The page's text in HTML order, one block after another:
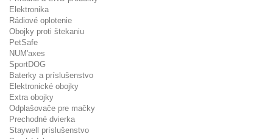
Elektronika
Rádiové oplotenie
Obojky proti štekaniu
PetSafe
NUM'axes
SportDOG
Baterky a príslušenstvo
Elektronické obojky
Extra obojky
Odplašovače pre mačky
Prechodné dvierka
Staywell príslušenstvo